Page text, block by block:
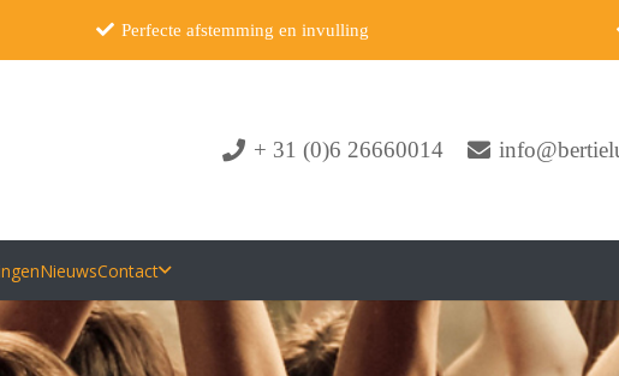
Perfecte afstemming en invulling
+ 31 (0)6 26660014
NieuwsContact